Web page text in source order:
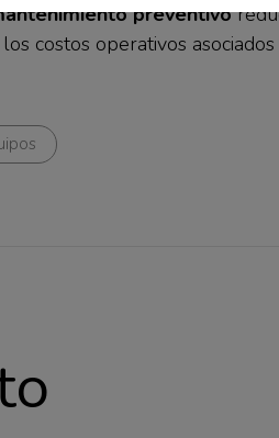
preventivo
costos operativos asociados